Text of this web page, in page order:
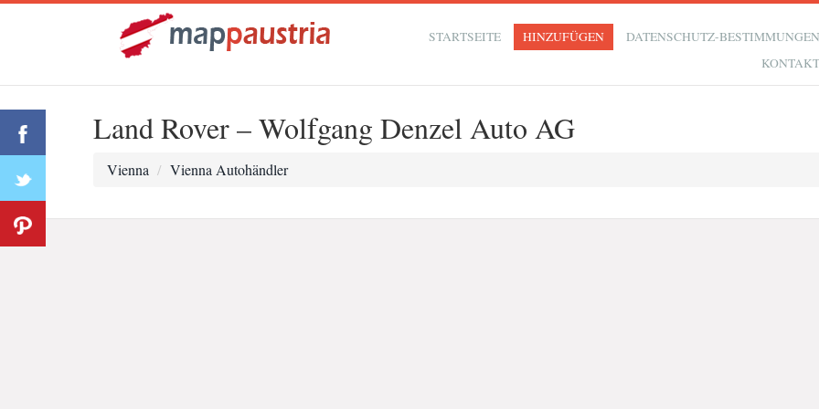
STARTSEITE HINZUFÜGEN
DATENSCHUTZ-
Land Rover – Wolfgang Denzel Auto AG
Vienna Vienna Autohändler